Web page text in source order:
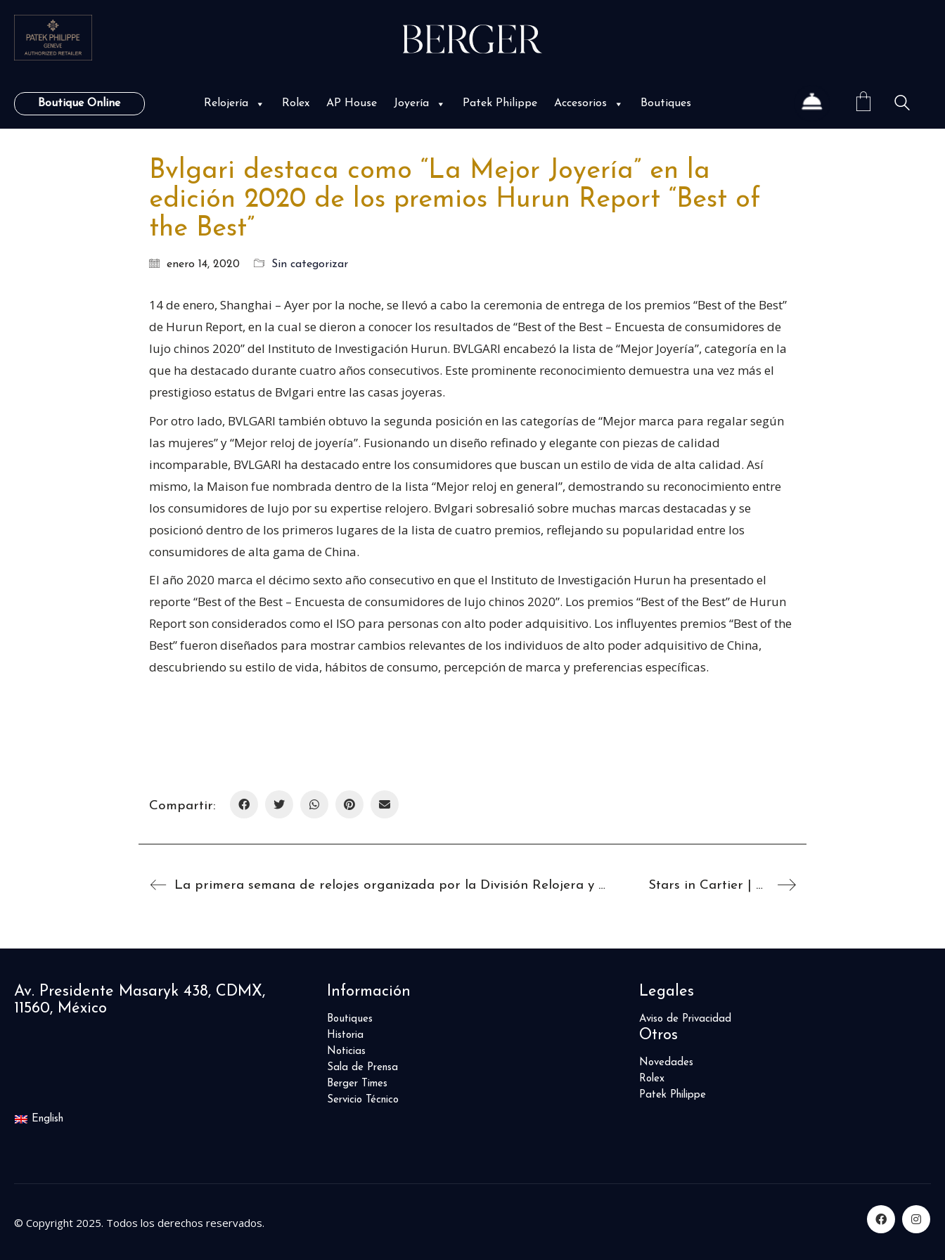
Boutique Online Relojería Rolex AP House Joyería Patek Philippe Accesorios Boutiques
Bvlgari destaca como “La Mejor Joyería” en la
edición 2020 de los premios Hurun Report “Best of
the Best”
enero 14, 2020 Sin categorizar
14 de enero, Shanghai – Ayer por la noche, se llevó a cabo la ceremonia de entrega de los premios “Best of the Best”
de Hurun Report, en la cual se dieron a conocer los resultados de “Best of the Best – Encuesta de consumidores de
lujo chinos 2020” del Instituto de Investigación Hurun. BVLGARI encabezó la lista de “Mejor Joyería”, categoría en la
que ha destacado durante cuatro años consecutivos. Este prominente reconocimiento demuestra una vez más el
prestigioso estatus de Bvlgari entre las casas joyeras.
Por otro lado, BVLGARI también obtuvo la segunda posición en las categorías de “Mejor marca para regalar según
las mujeres” y “Mejor reloj de joyería”. Fusionando un diseño refinado y elegante con piezas de calidad
incomparable, BVLGARI ha destacado entre los consumidores que buscan un estilo de vida de alta calidad. Así
mismo, la Maison fue nombrada dentro de la lista “Mejor reloj en general”, demostrando su reconocimiento entre
los consumidores de lujo por su expertise relojero. Bvlgari sobresalió sobre muchas marcas destacadas y se
posicionó dentro de los primeros lugares de la lista de cuatro premios, reflejando su popularidad entre los
consumidores de alta gama de China.
El año 2020 marca el décimo sexto año consecutivo en que el Instituto de Investigación Hurun ha presentado el
reporte “Best of the Best – Encuesta de consumidores de lujo chinos 2020”. Los premios “Best of the Best” de Hurun
Report son considerados como el ISO para personas con alto poder adquisitivo. Los influyentes premios “Best of the
Best” fueron diseñados para mostrar cambios relevantes de los individuos de alto poder adquisitivo de China,
descubriendo su estilo de vida, hábitos de consumo, percepción de marca y preferencias específicas.
Compartir:
La primera semana de relojes organizada por la División Relojera y Joyera de LVMH debutó en Dubái Stars in Cartier | SAG AWARDS
Av. Presidente Masaryk 438, CDMX,
11560, México
Información
Boutiques
Historia
Noticias
Sala de Prensa
Berger Times
Servicio Técnico
Legales
Aviso de Privacidad
Otros
Novedades
Rolex
Patek Philippe
English
© Copyright 2025. Todos los derechos reservados.